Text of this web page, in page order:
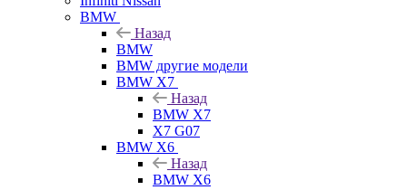
BMW
Назад
BMW
BMW другие модели
BMW X7
Назад
BMW X7
X7 G07
BMW X6
Назад
BMW X6